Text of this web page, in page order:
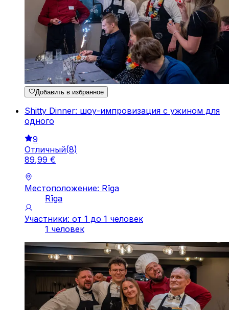
Добавить в избранное
Shitty Dinner: шоу-импровизация с ужином для
одного
9
Отличный(8)
89,99 €
Местоположение: Rīga
Rīga
Участники: от 1 до 1 человек
1 человек